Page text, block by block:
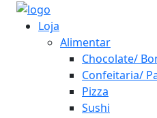
Loja
Alimentar
Chocolate/
Confeitaria/
Pizza
Sushi